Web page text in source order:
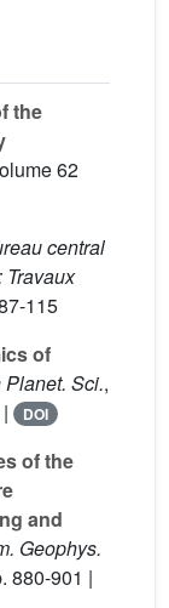
the
62
central
115
of
Planet. Sci.,
DOI
of the
and
Geophys.
880-901 |